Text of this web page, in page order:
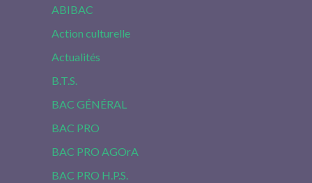
ABIBAC
Action culturelle
Actualités
B.T.S.
BAC GÉNÉRAL
BAC PRO
BAC PRO AGOrA
BAC PRO H.P.S.